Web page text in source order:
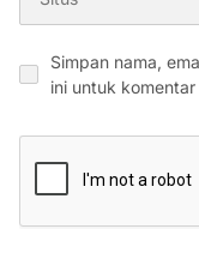
Simpan nama,
ini untuk